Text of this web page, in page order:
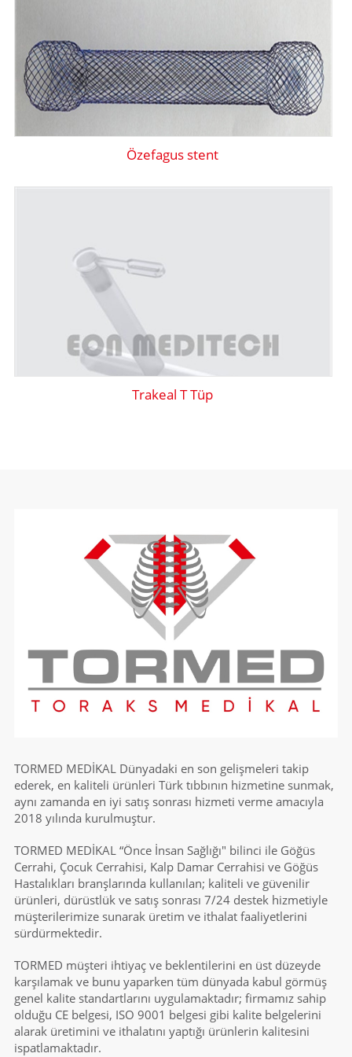
Özefagus stent
Trakeal T Tüp
TORMED MEDİKAL Dünyadaki en son gelişmeleri takip
ederek, en kaliteli ürünleri Türk tıbbının hizmetine sunmak,
aynı zamanda en iyi satış sonrası hizmeti verme amacıyla
2018 yılında kurulmuştur.
TORMED MEDİKAL “Önce İnsan Sağlığı" bilinci ile Göğüs
Cerrahi, Çocuk Cerrahisi, Kalp Damar Cerrahisi ve Göğüs
Hastalıkları branşlarında kullanılan; kaliteli ve güvenilir
ürünleri, dürüstlük ve satış sonrası 7/24 destek hizmetiyle
müşterilerimize sunarak üretim ve ithalat faaliyetlerini
sürdürmektedir.
TORMED müşteri ihtiyaç ve beklentilerini en üst düzeyde
karşılamak ve bunu yaparken tüm dünyada kabul görmüş
genel kalite standartlarını uygulamaktadır; firmamız sahip
olduğu CE belgesi, ISO 9001 belgesi gibi kalite belgelerini
alarak üretimini ve ithalatını yaptığı ürünlerin kalitesini
ispatlamaktadır.